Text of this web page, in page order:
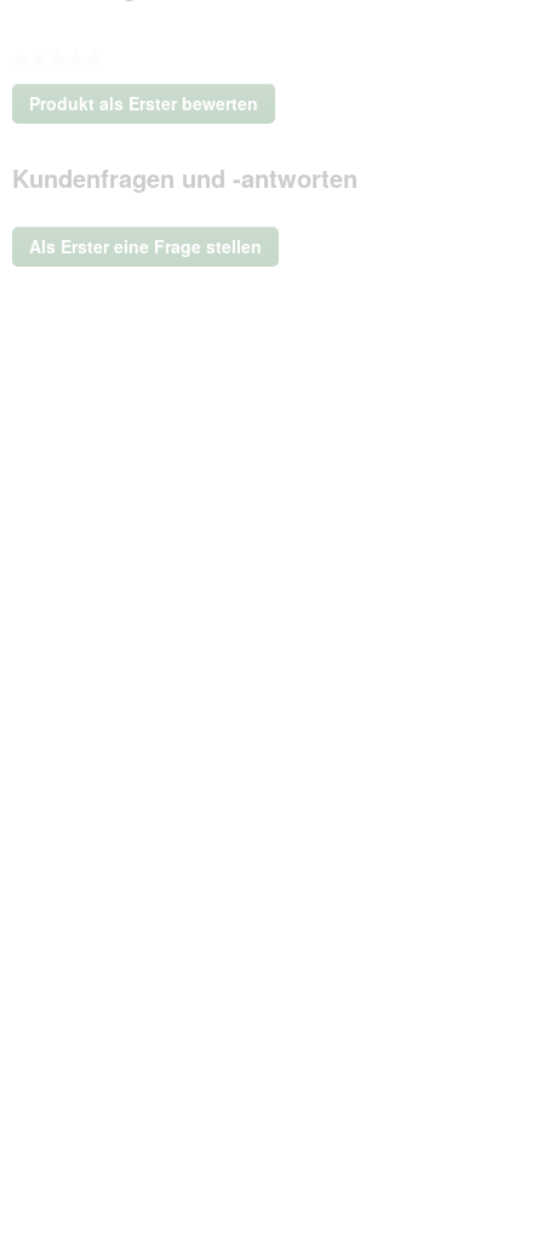
Kein
Beurteilungswert
Produkt als Erster bewerten
.
dieser
Aktion
ein
modales
Kundenfragen und -antworten
Als Erster eine Frage stellen